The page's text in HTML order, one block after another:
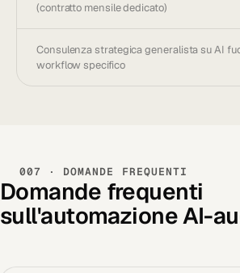
(contratto mensile dedicato)
Consulenza strategica generalista su AI
workflow specifico
007 · DOMANDE FREQUENTI
Domande frequenti
sull'automazione AI-